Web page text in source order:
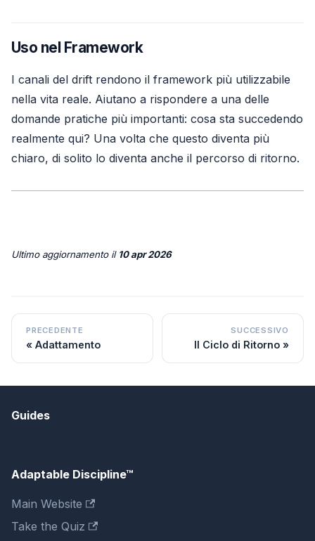
Uso nel Framework
I canali del drift rendono il framework più utilizzabile
nella vita reale. Aiutano a rispondere a una delle
domande pratiche più importanti: cosa sta succedendo
realmente qui? Una volta che questo diventa più
chiaro, di solito lo diventa anche il percorso di ritorno.
Ultimo aggiornamentoil 10 apr 2026
PRECEDENTE
Adattamento
SUCCESSIVO
Il Ciclo di Ritorno
Guides
Adaptable Discipline™
Main Website
Take the Quiz